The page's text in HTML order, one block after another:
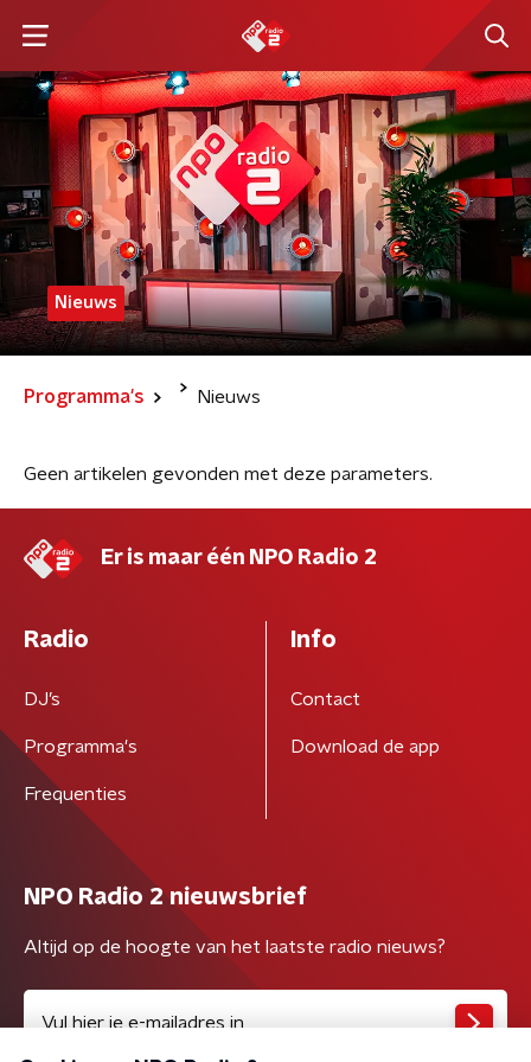
Nieuws
Programma's Nieuws
Geen artikelen gevonden met deze parameters.
Er is maar één NPO Radio 2
Radio
DJ’s
Programma's
Frequenties
Info
Contact
Download de app
NPO Radio 2 nieuwsbrief
Altijd op de hoogte van het laatste radio nieuws?